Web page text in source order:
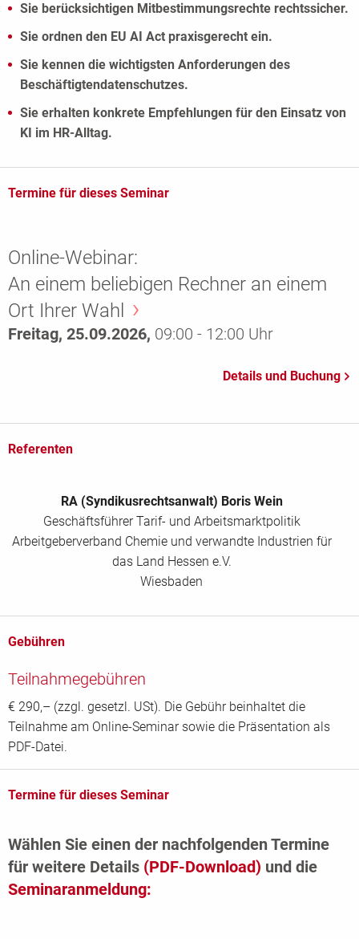
Sie berücksichtigen Mitbestimmungsrechte rechtssicher.
Sie ordnen den EU AI Act praxisgerecht ein.
Sie kennen die wichtigsten Anforderungen des
Beschäftigtendatenschutzes.
Sie erhalten konkrete Empfehlungen für den Einsatz von
KI im HR-Alltag.
Termine für dieses Seminar
Online-Webinar:
An einem beliebigen Rechner an einem
Ort Ihrer Wahl
Freitag, 25.09.2026, 09:00 - 12:00 Uhr
Referenten
RA (Syndikusrechtsanwalt) Boris Wein
Geschäftsführer Tarif- und Arbeitsmarktpolitik
Arbeitgeberverband Chemie und verwandte Industrien für
das Land Hessen e.V.
Wiesbaden
Gebühren
Teilnahmegebühren
€ 290,– (zzgl. gesetzl. USt). Die Gebühr beinhaltet die
Teilnahme am Online-Seminar sowie die Präsentation als
PDF-Datei.
Termine für dieses Seminar
Wählen Sie einen der nachfolgenden Termine
für weitere Details (PDF-Download) und die
Seminaranmeldung: